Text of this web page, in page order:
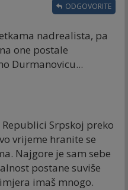
nadrealista, pa
one postale
Durmanovicu...
ODGOVORITE
Srpskoj preko
vrijeme hranite se
Najgore je sam sebe
postane suviše
imaš mnogo.